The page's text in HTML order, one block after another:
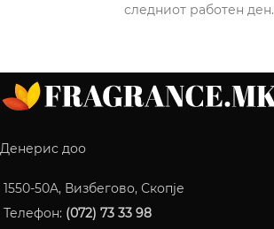
следниот работен ден.
Денерис доо
1550-50A, Визбегово, Скопје
Телефон: (072) 73 33 98